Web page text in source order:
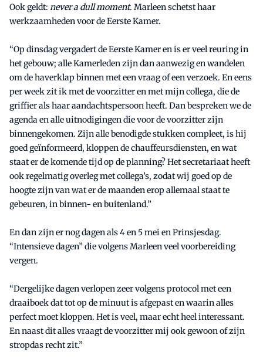
Ook geldt: never a dull moment. Marleen schetst haar
werkzaamheden voor de Eerste Kamer.
“Op dinsdag vergadert de Eerste Kamer en is er veel reuring in
het gebouw; alle Kamerleden zijn dan aanwezig en wandelen
om de haverklap binnen met een vraag of een verzoek. En eens
per week zit ik met de voorzitter en met mijn collega, die de
griffier als haar aandachtspersoon heeft. Dan bespreken we de
agenda en alle uitnodigingen die voor de voorzitter zijn
binnengekomen. Zijn alle benodigde stukken compleet, is hij
goed geïnformeerd, kloppen de chauffeursdiensten, en wat
staat er de komende tijd op de planning? Het secretariaat heeft
ook regelmatig overleg met collega’s, zodat wij goed op de
hoogte zijn van wat er de maanden erop allemaal staat te
gebeuren, in binnen- en buitenland.”
En dan zijn er nog dagen als 4 en 5 mei en Prinsjesdag.
“Intensieve dagen” die volgens Marleen veel voorbereiding
vergen.
“Dergelijke dagen verlopen zeer volgens protocol met een
draaiboek dat tot op de minuut is afgepast en waarin alles
perfect moet kloppen. Het is veel, maar echt heel interessant.
En naast dit alles vraagt de voorzitter mij ook gewoon of zijn
stropdas recht zit.”